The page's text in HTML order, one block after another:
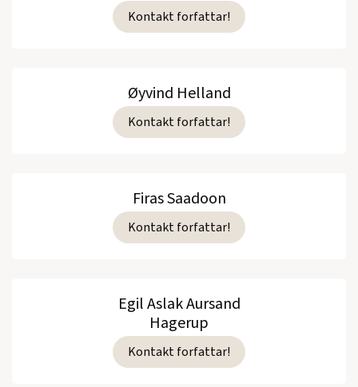
Kontakt forfattar!
Øyvind Helland
Kontakt forfattar!
Firas Saadoon
Kontakt forfattar!
Egil Aslak Aursand
Hagerup
Kontakt forfattar!